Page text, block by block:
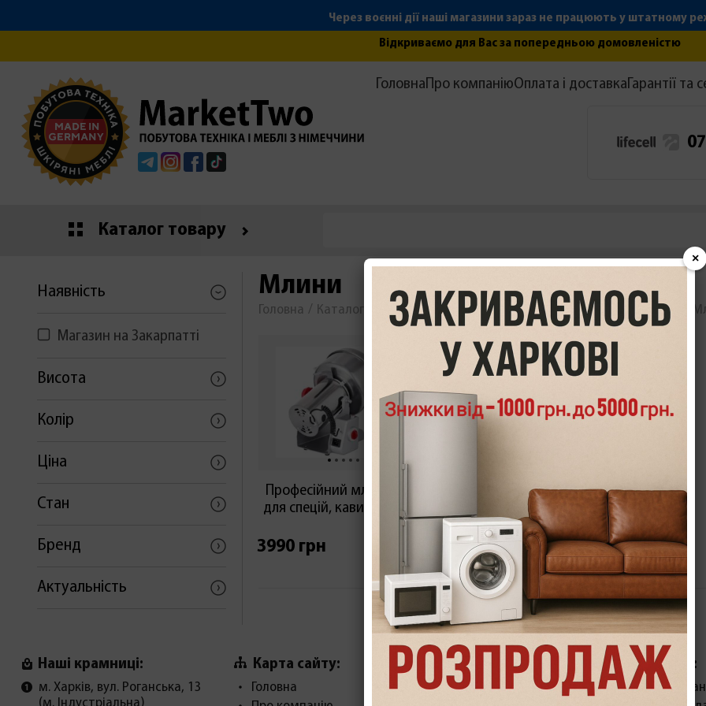
Через воєнні дії наші магазини зараз не працюють у штатному
Відкриваємо для Вас за попередньою домовленістю
TelegramInstagramFacebook
ГоловнаПро компаніюОплата і доставкаГарантії та
Каталог товару
Наявність
Магазин на Закарпатті
Висота
Колір
Ціна
Стан
Бренд
Актуальність
Млини
Головна Каталог товару Дрібна побутова техніка Техніка для кухні
Професійний млин Vevor
для спецій, кави (120603)
3990 грн
В КОШИК
Наші крамниці:
м. Харків, вул. Роганська, 13
Карта сайту:
Головна
Каталог товарів:
Велика побутова техніка
Сервісний центр:
Підключення та
×